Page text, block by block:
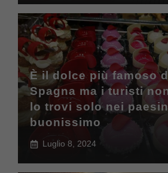
È il dolce più famoso
Spagna ma i turisti
lo trovi solo nei
buonissimo
Luglio 8, 2024